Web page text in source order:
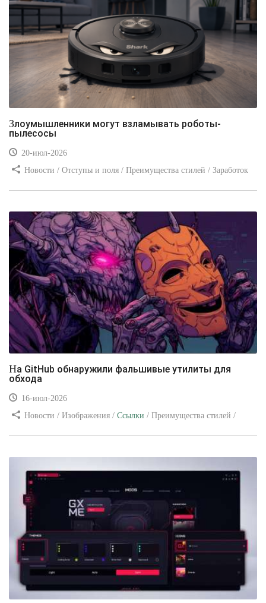
Злоумышленники могут взламывать роботы-
пылесосы
20-июл-2026
Новости / Отступы и поля / Преимущества стилей / Заработок
На GitHub обнаружили фальшивые утилиты для
обхода
16-июл-2026
Новости / Изображения / Ссылки / Преимущества стилей /